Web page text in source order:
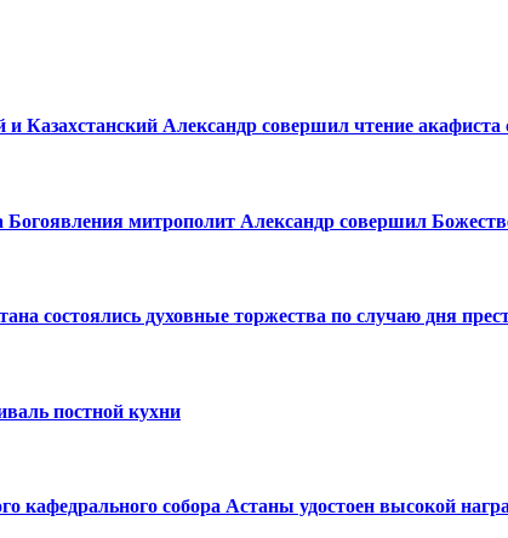
Казахстанский Александр совершил чтение
Богоявления митрополит Александр совершил
состоялись духовные торжества по случаю дня
постной кухни
кафедрального собора Астаны удостоен высокой